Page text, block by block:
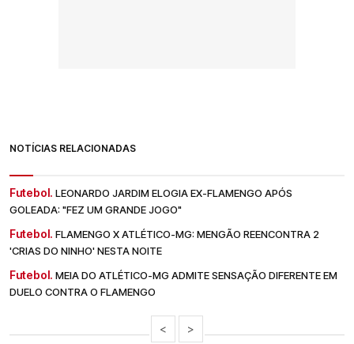
NOTÍCIAS RELACIONADAS
Futebol. LEONARDO JARDIM ELOGIA EX-FLAMENGO APÓS
GOLEADA: "FEZ UM GRANDE JOGO"
Futebol. FLAMENGO X ATLÉTICO-MG: MENGÃO REENCONTRA 2
'CRIAS DO NINHO' NESTA NOITE
Futebol. MEIA DO ATLÉTICO-MG ADMITE SENSAÇÃO DIFERENTE EM
DUELO CONTRA O FLAMENGO
< >